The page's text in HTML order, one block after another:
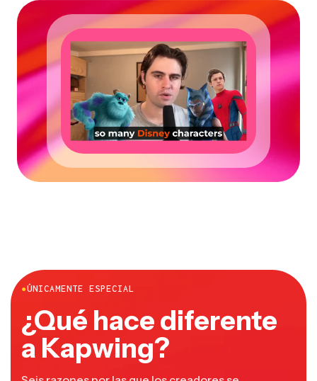
●ÚNICAMENTE ESPECIAL
¿Qué hace diferente
a Kapwing?